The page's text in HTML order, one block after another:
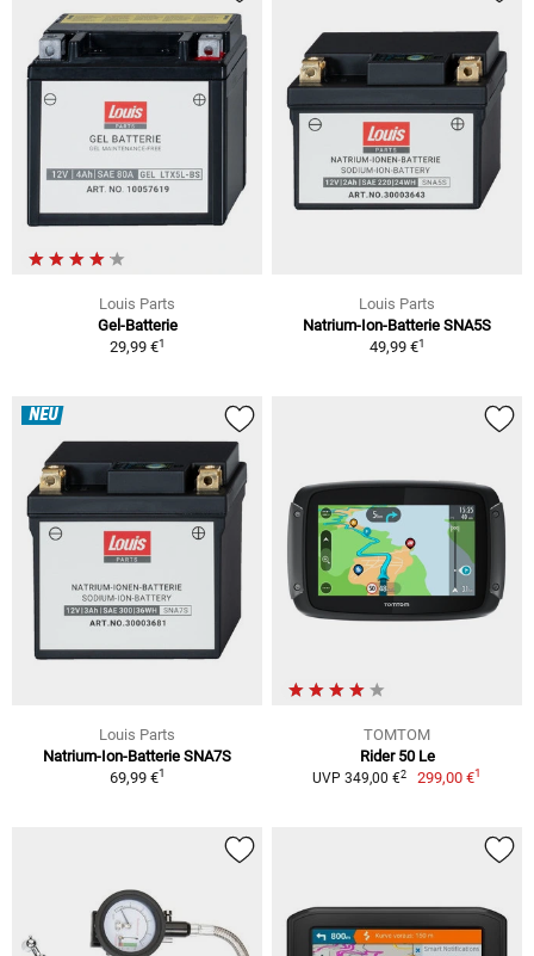
Louis Parts
Gel-Batterie
29,99 €1
Louis Parts
Natrium-Ion-Batterie SNA5S
49,99 €1
NEU
Louis Parts
Natrium-Ion-Batterie SNA7S
69,99 €1
TOMTOM
Rider 50 Le
UVP 349,00 €2 299,00 €1